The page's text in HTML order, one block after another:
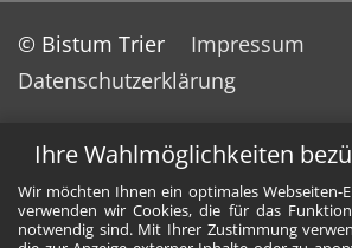
Ihre Wahlmöglichkeiten
Wir möchten Ihnen ein optimales Webseiten-
verwenden wir Cookies, die für das
notwendig sind. Mit Ihrer Zustimmung
© Bistum Trier
Impressum
Datenschutzerklärung